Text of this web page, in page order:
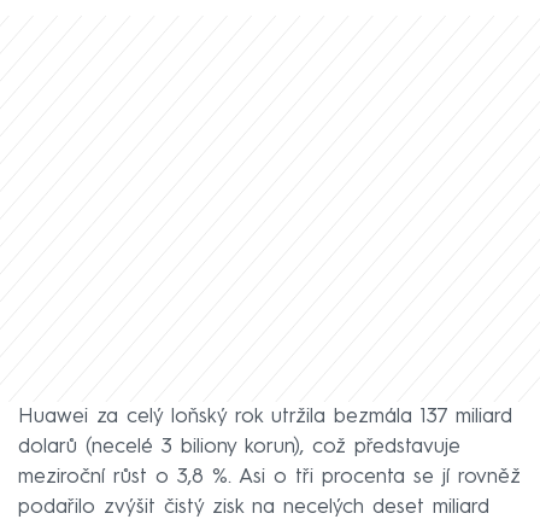
Huawei za celý loňský rok utržila bezmála 137 miliard
dolarů (necelé 3 biliony korun), což představuje
meziroční růst o 3,8 %. Asi o tři procenta se jí rovněž
podařilo zvýšit čistý zisk na necelých deset miliard